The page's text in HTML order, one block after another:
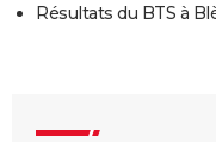
Résultats du BTS à